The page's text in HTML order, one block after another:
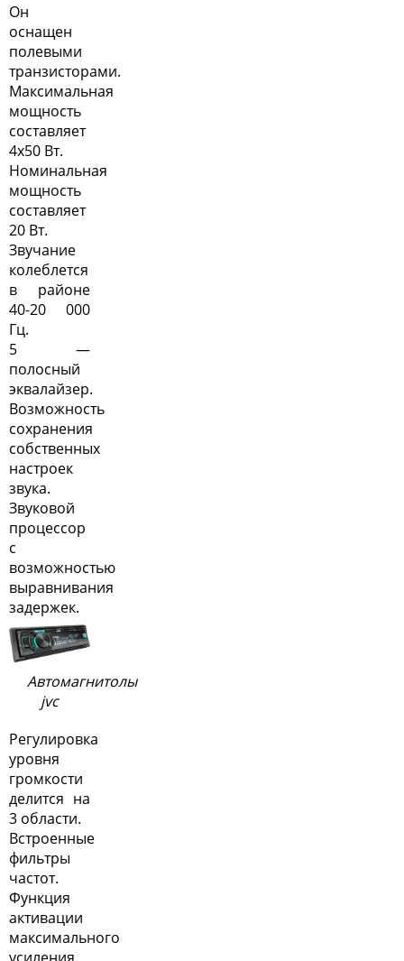
Он
оснащен
полевыми
транзисторами.
Максимальная
мощность
составляет
4х50 Вт.
Номинальная
мощность
составляет
20 Вт.
Звучание
колеблется
в районе
40-20 000
Гц.
5 —
полосный
эквалайзер.
Возможность
сохранения
собственных
настроек
звука.
Звуковой
процессор
с
возможностью
выравнивания
задержек.
Автомагнитолы
jvc
Регулировка
уровня
громкости
делится на
3 области.
Встроенные
фильтры
частот.
Функция
активации
максимального